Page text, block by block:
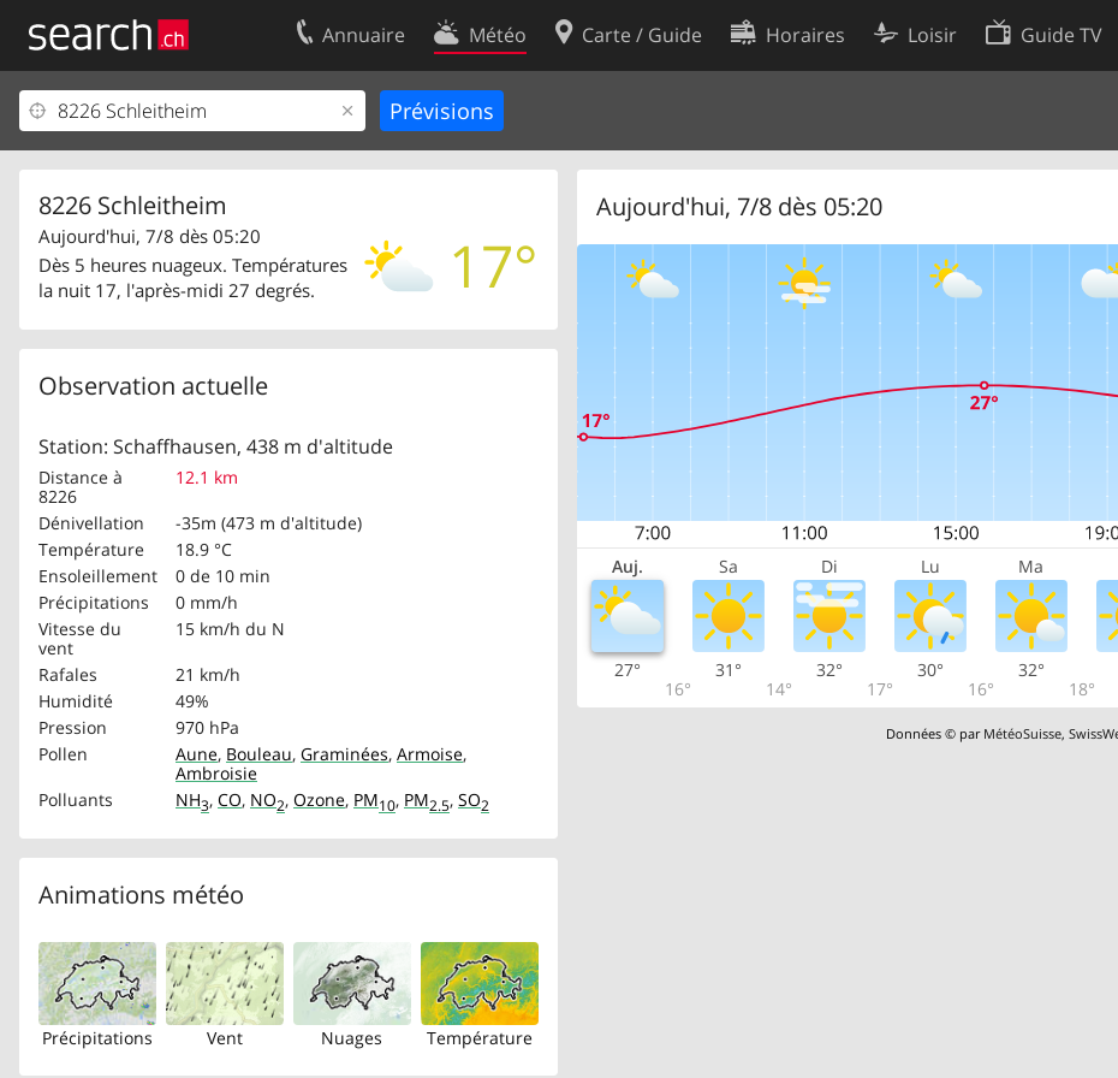
Annuaire Météo Carte / Guide Horaires Loisir Guide TV
8226 Schleitheim
17°
Aujourd'hui, 7/8 dès 05:20
Dès 5 heures nuageux. Températures
la nuit 17, l'après-midi 27 degrés.
Observation actuelle
Station: Schaffhausen, 438 m d'altitude
Distance à
8226
12.1 km
Dénivellation
-35m (473 m d'altitude)
Température
18.9 °C
Ensoleillement
0 de 10 min
Précipitations
0 mm/h
Vitesse du
vent
15 km/h du N
Rafales
21 km/h
Humidité
49%
Pression
970 hPa
Pollen
Aune, Bouleau, Graminées, Armoise,
Ambroisie
Polluants
NH3, CO, NO2, Ozone, PM10, PM2.5, SO2
Animations météo
Précipitations Vent Nuages Température
Aujourd'hui, 7/8 dès 05:20
Auj. Sa Di Lu Ma
27°
16°
31°
14°
32°
17°
30°
16°
32°
18°
Données © par MétéoSuisse,
Votre inscription
Centre clients
Mentions Légales
Contact
Conditions d’utilisation
Préférences de cookies